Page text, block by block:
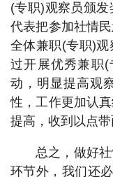
(专职)观察员颁
代表把参加社情
全体兼职(专职)
过开展优秀兼职
动，明显提高观
性，工作更加认
提高，收到以点带
总之，做好
环节外，我们还